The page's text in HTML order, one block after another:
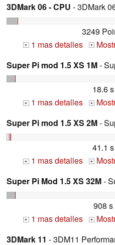
3DMark 06 - CPU - 3DMark
3249
+ 1 mas detalles +
Super Pi mod 1.5 XS 1M-
18.6 s
+ 1 mas detalles +
Super Pi mod 1.5 XS 2M-
41.1 s
+ 1 mas detalles +
Super Pi Mod 1.5 XS 32M-
908 s
+ 1 mas detalles +
3DMark 11 - 3DM11